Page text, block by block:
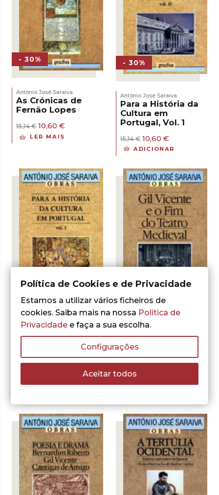
- 30%
António José Saraiva
As Crónicas de
Fernão Lopes
15,14€ O
preço
original
10,60 €
LER MAIS
- 30%
António José Saraiva
Para a História da
Cultura em
Portugal, Vol. 1
15,14€ O
preço
15,14 €.
10,60 €O
preço
10,60 €.
ADICIONAR
- 30%
Para a História da
Cultura em
15,14€ O
era:
15,14 €.
10,60€O
é:
10,60 €.
- 30%
António José Saraiva
Gil Vicente e o Fim
do Teatro
Medieval
9,52€ O
era:
6,66€O
é:
Política de Cookies e de Privacidade
Estamos a utilizar vários ficheiros de
cookies. Saiba mais na nossa Política de
Privacidade e faça a sua escolha.
Configurações
Aceitar todos